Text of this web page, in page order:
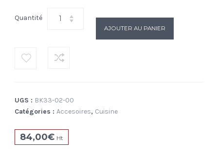
Quantité
AJOUTER AU PANIER
UGS : BK33-02-00
Catégories : Accesoires, Cuisine
84,00€ Ht